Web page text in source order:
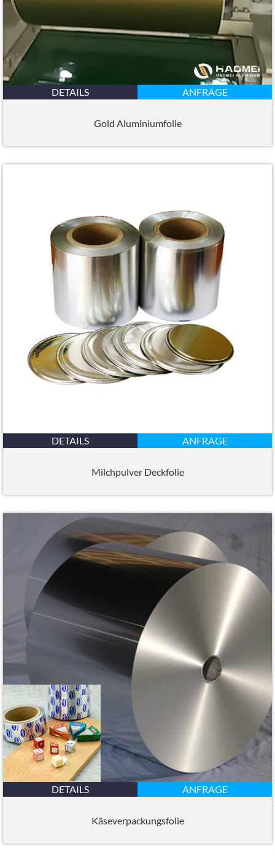
DETAILS ANFRAGE
Gold Aluminiumfolie
DETAILS ANFRAGE
Milchpulver Deckfolie
DETAILS ANFRAGE
Käseverpackungsfolie